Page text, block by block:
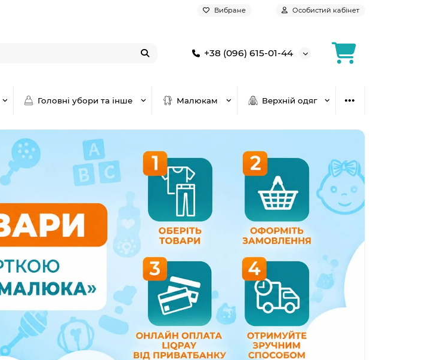
Вибране Особистий кабінет
+38 (096) 615-01-44
Головні убори та інше Малюкам Верхній одяг